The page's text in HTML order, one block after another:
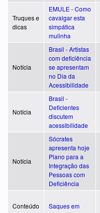
Truques e
dicas
EMULE - Como
cavalgar esta
simpática
mulinha
Notícia
Brasil - Artistas
com deficiência
se apresentam
no Dia da
Acessibilidade
Notícia
Brasil -
Deficientes
discutem
acessibilidade
Notícia
Sócrates
apresenta hoje
Plano para a
Integração das
Pessoas com
Deficiência
Conteúdo
Saques em